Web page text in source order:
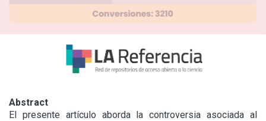
Abstract
El presente artículo aborda la controversia asociada al